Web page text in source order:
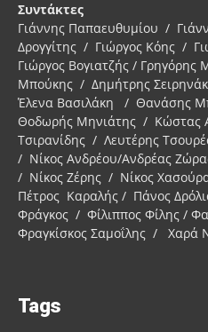
Συντάκτες
Γιάννης Παπαευθυμίου /
Δρογγίτης / Γιώργος Κόης /
Γιώργος Βογιατζής /
Μπούκης / Δημήτρης
Έλενα Βασιλάκη / Θανάσης
Θοδωρής Μηνιάτης / Κώστας
Τσιρανίδης / Λευτέρης
/ Νίκος Ανδρέου/Ανδρέας
/ Νίκος Ζέρης / Νίκος
Πέτρος Καραλής / Πάνος
Φράγκος / Φίλιππος Φίλης /
Φραγκίσκος Σαμοΐλης / Χαρά
Tags